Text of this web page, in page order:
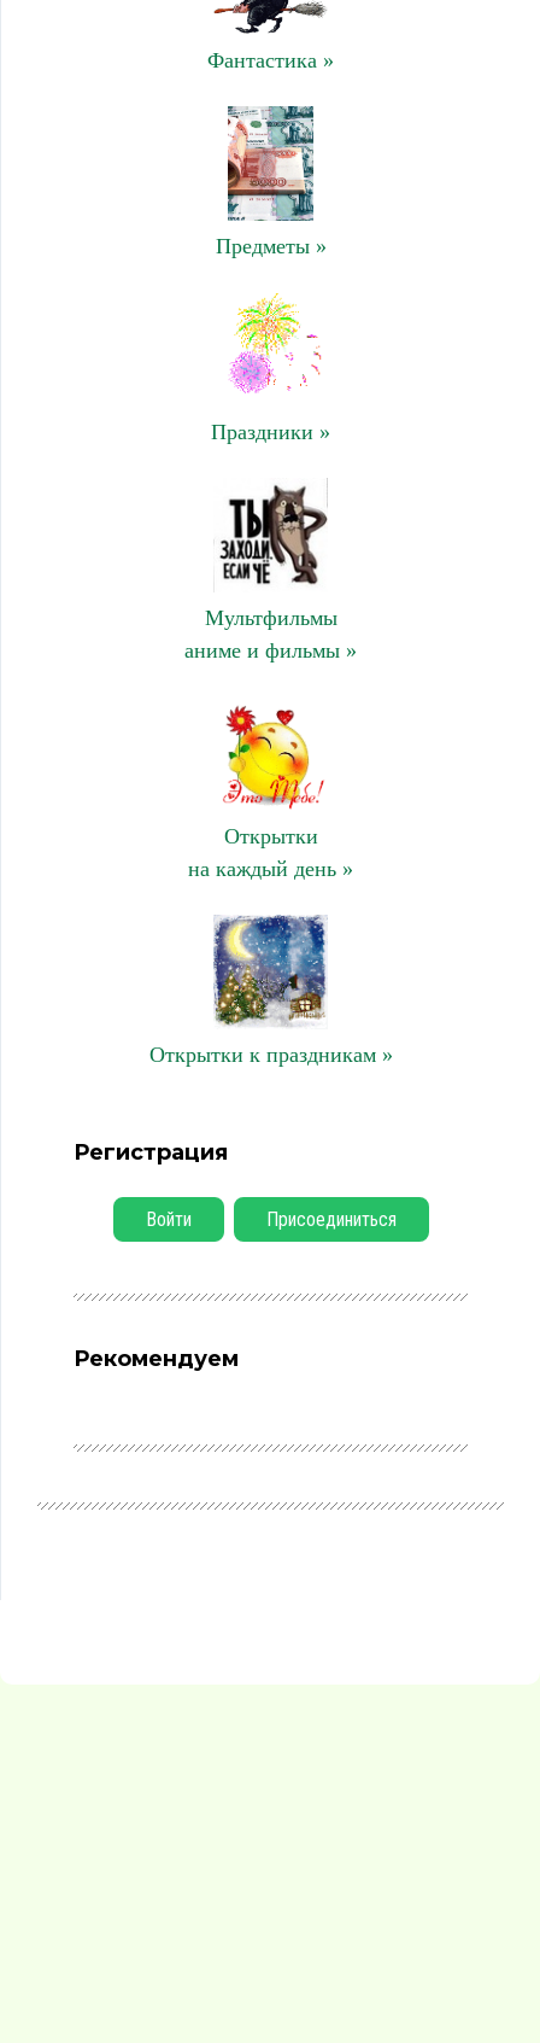
Фантастика »
Предметы »
Праздники »
Мультфильмы
аниме и фильмы »
Открытки
на каждый день »
Открытки к праздникам »
Регистрация
Войти Присоединиться
Рекомендуем